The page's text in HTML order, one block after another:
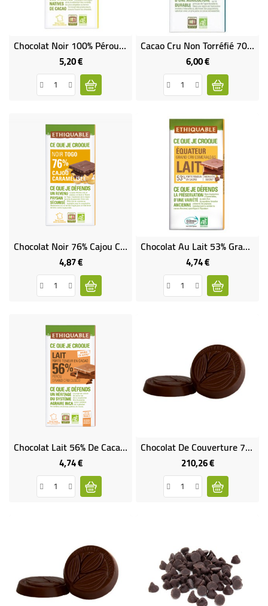
Chocolat Noir 100% Pérou Bio & Équitable
5,20 €Prix
Cacao Cru Non Torréfié 70% De Cacao Bio & Équitable
6,00 €Prix
Chocolat Noir 76% Cajou Caramélisée Bio & Équitable
4,87 €Prix
Chocolat Au Lait 53% Grand Cru D'Équateur Bio & Équitable
4,74 €Prix
Chocolat Lait 56% De Cacao Pérou Grand Cru Cusco Pérou Bio & Équitable
4,74 €Prix
Chocolat De Couverture 78% Bio & Équitable VRAC RHD 5 Kg
210,26 €Prix